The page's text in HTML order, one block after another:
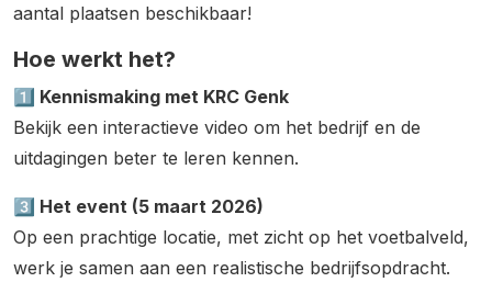
aantal plaatsen beschikbaar!
Hoe werkt het?
1️⃣ Kennismaking met KRC Genk
Bekijk een interactieve video om het bedrijf en de
uitdagingen beter te leren kennen.
3️⃣ Het event (5 maart 2026)
Op een prachtige locatie, met zicht op het voetbalveld,
werk je samen aan een realistische bedrijfsopdracht.